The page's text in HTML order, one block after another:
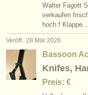
Walter Fagott
verkaufen
hoch f Klappe…
Veröff.: 28 Mär 2026
Bassoon
Knifes,
Preis: €